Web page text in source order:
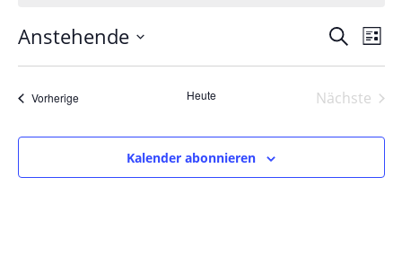
Suche
und
SucheListe
Anstehende
Datum
wählen.
VorherigeVeranstaltungen Heute
Nächste
Kalender abonnieren